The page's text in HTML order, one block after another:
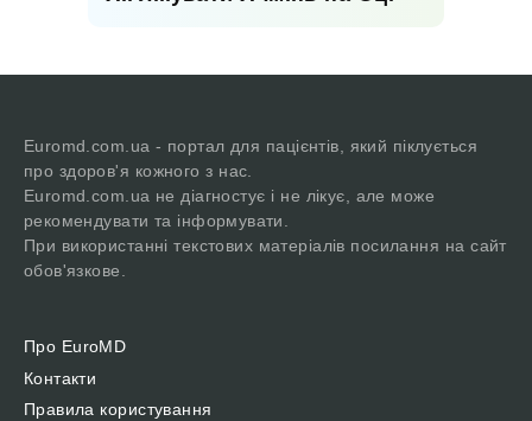
Euromd.com.ua - портал для пацієнтів, який піклується
про здоров'я кожного з нас.
Euromd.com.ua не діагностує і не лікує, але може
рекомендувати та інформувати.
При використанні текстових матеріалів посилання на сайт
обов'язкове.
Про EuroMD
Контакти
Правила користування